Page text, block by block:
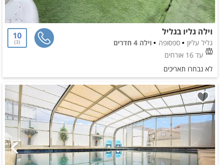
וילה גליו בגליל
גליל עליון ספסופה
וילה 4 חדרים
עד 16 אורחים
10
3
לא נבחרו תאריכים